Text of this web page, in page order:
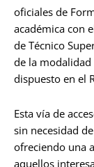
oficiales de
académica con
de Técnico
de la
dispuesto en el
Esta vía de
sin necesidad
ofreciendo una
aquellos